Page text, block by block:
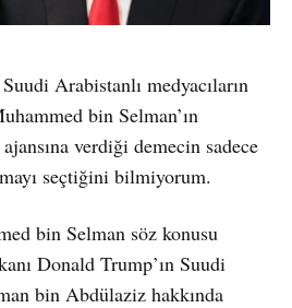
Arabistanlı medyacıların
bin Selman’ın
verdiği demecin sadece
seçtiğini bilmiyorum.
bin Selman söz konusu
Donald Trump’ın Suudi
bin Abdülaziz hakkında